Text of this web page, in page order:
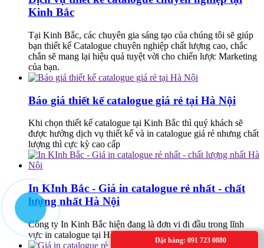
Kinh Bắc
Tại Kinh Bắc, các chuyên gia sáng tạo của chúng tôi sẽ giúp
bạn thiết kế Catalogue chuyên nghiệp chất lượng cao, chắc
chắn sẽ mang lại hiệu quả tuyệt vời cho chiến lược Marketing
của bạn.
Báo giá thiết kế catalogue giá rẻ tại Hà Nội
Khi chọn thiết kế catalogue tại Kinh Bắc thì quý khách sẽ
được hưởng dịch vụ thiết kế và in catalogue giá rẻ nhưng chất
lượng thì cực kỳ cao cấp
In KInh Bắc - Giá in catalogue rẻ nhất - chất
lượng nhất Hà Nội
Công ty In Kinh Bắc hiện đang là đơn vi đi đầu trong lĩnh
vực in catalogue tại Hà Nội.
Đặt hàng: 091 723 0880